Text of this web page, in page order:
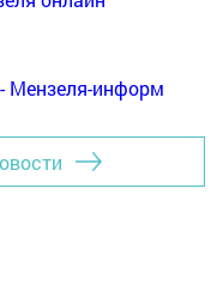
Мензеля-информ